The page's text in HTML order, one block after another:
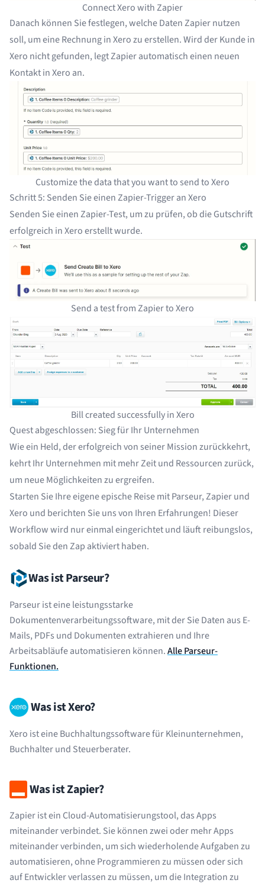
Connect Xero with Zapier
Danach können Sie festlegen, welche Daten Zapier nutzen
soll, um eine Rechnung in Xero zu erstellen. Wird der Kunde in
Xero nicht gefunden, legt Zapier automatisch einen neuen
Kontakt in Xero an.
Customize the data that you want to send to Xero
Schritt 5: Senden Sie einen Zapier-Trigger an Xero
Senden Sie einen Zapier-Test, um zu prüfen, ob die Gutschrift
erfolgreich in Xero erstellt wurde.
Send a test from Zapier to Xero
Bill created successfully in Xero
Quest abgeschlossen: Sieg für Ihr Unternehmen
Wie ein Held, der erfolgreich von seiner Mission zurückkehrt,
kehrt Ihr Unternehmen mit mehr Zeit und Ressourcen zurück,
um neue Möglichkeiten zu ergreifen.
Starten Sie Ihre eigene epische Reise mit Parseur, Zapier und
Xero und berichten Sie uns von Ihren Erfahrungen! Dieser
Workflow wird nur einmal eingerichtet und läuft reibungslos,
sobald Sie den Zap aktiviert haben.
Was ist Parseur?
Parseur ist eine leistungsstarke
Dokumentenverarbeitungssoftware, mit der Sie Daten aus E-
Mails, PDFs und Dokumenten extrahieren und Ihre
Arbeitsabläufe automatisieren können.Alle Parseur-
Funktionen.
Was ist Xero?
Xero ist eine Buchhaltungssoftware für Kleinunternehmen,
Buchhalter und Steuerberater.
Was ist Zapier?
Zapier ist ein Cloud-Automatisierungstool, das Apps
miteinander verbindet. Sie können zwei oder mehr Apps
miteinander verbinden, um sich wiederholende Aufgaben zu
automatisieren, ohne Programmieren zu müssen oder sich
auf Entwickler verlassen zu müssen, um die Integration zu